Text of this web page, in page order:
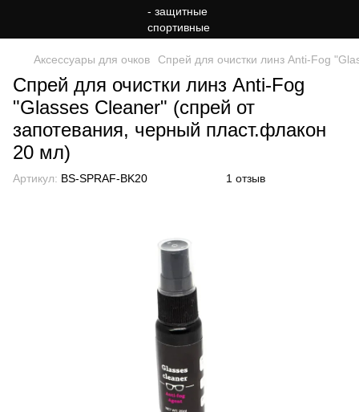
Аксессуары для очков Спрей для очистки линз Anti-Fog
Спрей для очистки линз Anti-Fog
"Glasses Сleaner" (спрей от
запотевания, черный пласт.флакон
20 мл)
Артикул: BS-SPRAF-BK20 1 отзыв